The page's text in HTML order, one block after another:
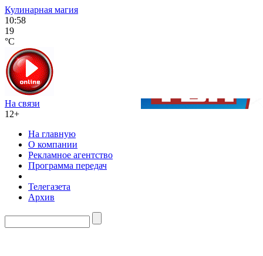
Кулинарная магия
10:58
19
°C
На связи
12+
На главную
О компании
Рекламное агентство
Программа передач
Телегазета
Архив